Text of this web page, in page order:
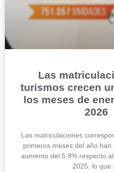
Las
turismos crecen
los meses de
2026
Las matriculaciones
primeros meses del año
aumento del 5,9% respecto
2025, lo que